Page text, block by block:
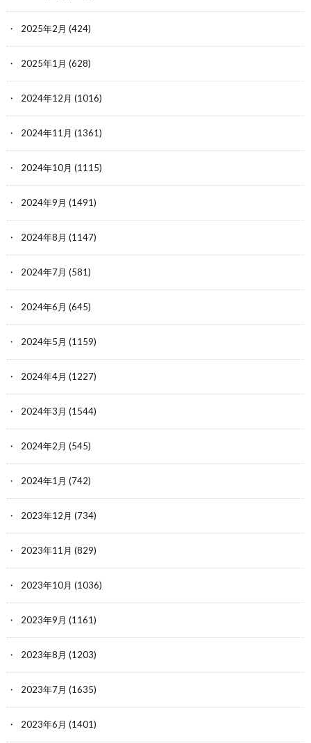
2025年2月 (424)
2025年1月 (628)
2024年12月 (1016)
2024年11月 (1361)
2024年10月 (1115)
2024年9月 (1491)
2024年8月 (1147)
2024年7月 (581)
2024年6月 (645)
2024年5月 (1159)
2024年4月 (1227)
2024年3月 (1544)
2024年2月 (545)
2024年1月 (742)
2023年12月 (734)
2023年11月 (829)
2023年10月 (1036)
2023年9月 (1161)
2023年8月 (1203)
2023年7月 (1635)
2023年6月 (1401)